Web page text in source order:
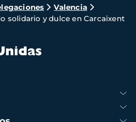
Valencia
solidario y dulce en Carcaixent